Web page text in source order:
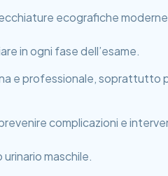
ecografiche
in ogni fase dell’esame.
e professionale, soprattutto
complicazioni e
maschile.